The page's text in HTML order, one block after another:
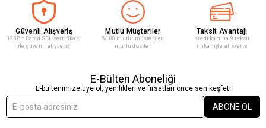
Güvenli Alışveriş
128Bit Rapid SSL sertifikası
ile güvenli alışveriş
Mutlu Müşteriler
%100 mutlu müşteriler
mutlu dostlar
Taksit Avantajı
Kredi kartına 9 taksit
imkanıyla alışveriş
E-Bülten Aboneliği
E-bültenimize üye ol, yenilikleri ve fırsatları önce sen keşfet!
ABONE OL